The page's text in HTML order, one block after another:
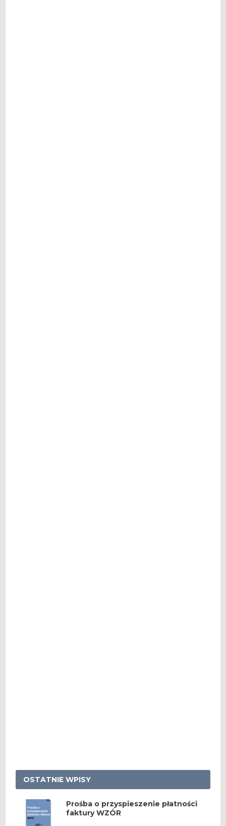
OSTATNIE WPISY
Prośba o przyspieszenie płatności
faktury WZÓR